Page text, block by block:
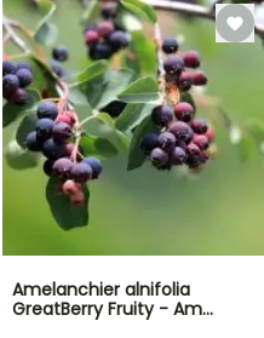
Amelanchier alnifolia
GreatBerry Fruity - Am…